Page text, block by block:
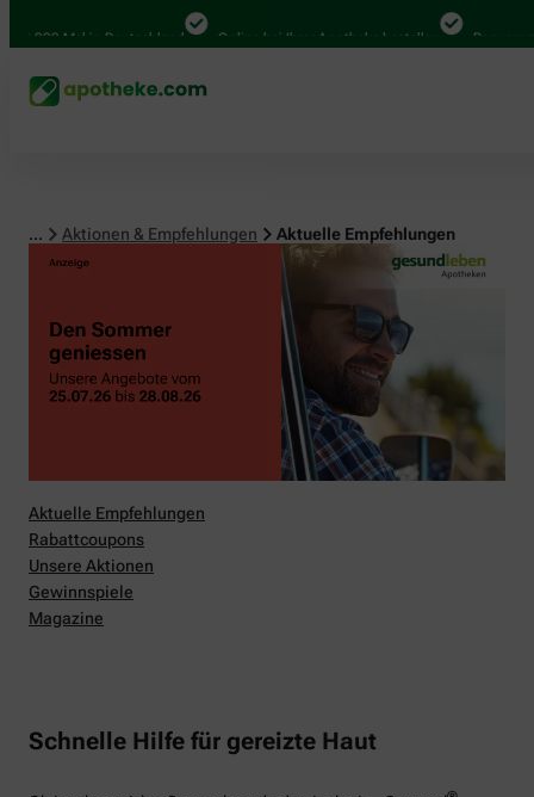
Mal in Deutschland Online bei Ihrer Apotheke bestellen Bequem
... Aktionen & Empfehlungen Aktuelle Empfehlungen
Aktuelle Empfehlungen
Rabattcoupons
Unsere Aktionen
Gewinnspiele
Magazine
Schnelle Hilfe für gereizte Haut